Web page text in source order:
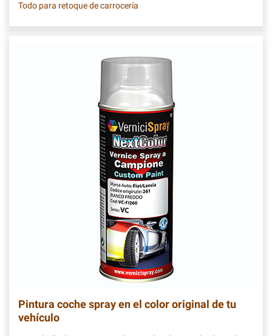
Todo para retoque de carrocería
Pintura coche spray en el color original de tu
vehículo